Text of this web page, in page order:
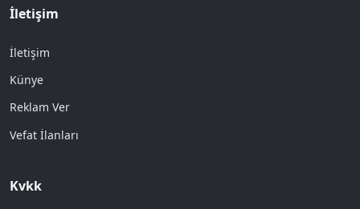
İletişim
İletişim
Künye
Reklam Ver
Vefat İlanları
Kvkk